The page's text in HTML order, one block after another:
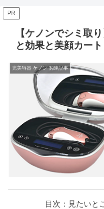
PR
【ケノンでシミ取
と効果と美顔カー
光美容器 ケノン 関連記事
目次：見たいと